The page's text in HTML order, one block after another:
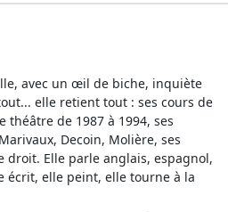
avec un œil de biche, inquiète
elle retient tout : ses cours de
théâtre de 1987 à 1994, ses
Decoin, Molière, ses
droit. Elle parle anglais, espagnol,
écrit, elle peint, elle tourne à la